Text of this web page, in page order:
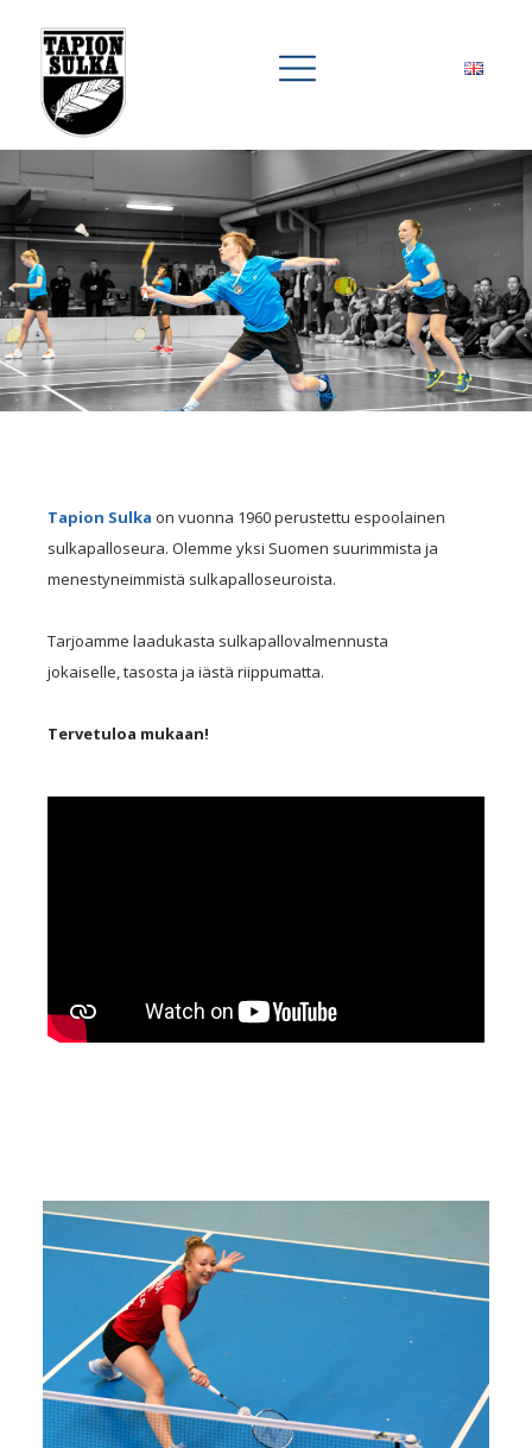
Tapion Sulka on vuonna 1960 perustettu espoolainen
sulkapalloseura. Olemme yksi Suomen suurimmista ja
menestyneimmistä sulkapalloseuroista.
Tarjoamme laadukasta sulkapallovalmennusta
jokaiselle, tasosta ja iästä riippumatta.
Tervetuloa mukaan!